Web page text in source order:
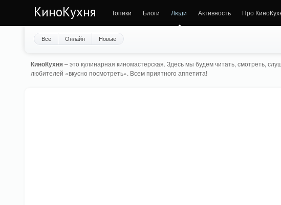
КиноКухня Топики Блоги Люди Активность Про
Все Онлайн Новые
КиноКухня– это кулинарная киномастерская. Здесь мы будем читать, смотреть,
любителей «вкусно посмотреть». Всем приятного аппетита!